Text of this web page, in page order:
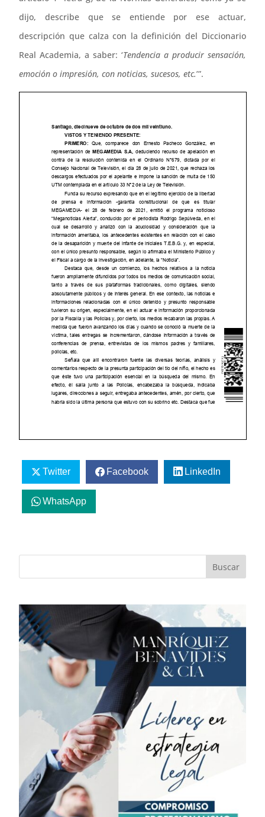
dijo, describe que se entiende por ese actuar,
descripción que calza con la definición del Diccionario
Real Academia, a saber: ‘Tendencia a producir sensación,
emoción o impresión, con noticias, sucesos, etc.’”.
Twitter Facebook LinkedIn
WhatsApp